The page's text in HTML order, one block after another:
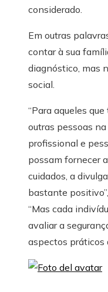
considerado.
Em outras
contar à sua
diagnóstico, mas
social.
“Para aqueles
outras pessoas
profissional e
possam fornecer
cuidados, a
bastante
“Mas cada
avaliar a
aspectos práticos